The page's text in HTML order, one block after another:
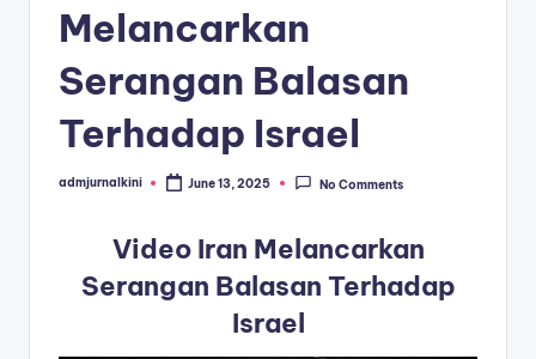
Melancarkan
Serangan Balasan
Terhadap Israel
Posted
admjurnalkini June 13, 2025 No Comments
Video Iran Melancarkan
Serangan Balasan Terhadap
Israel